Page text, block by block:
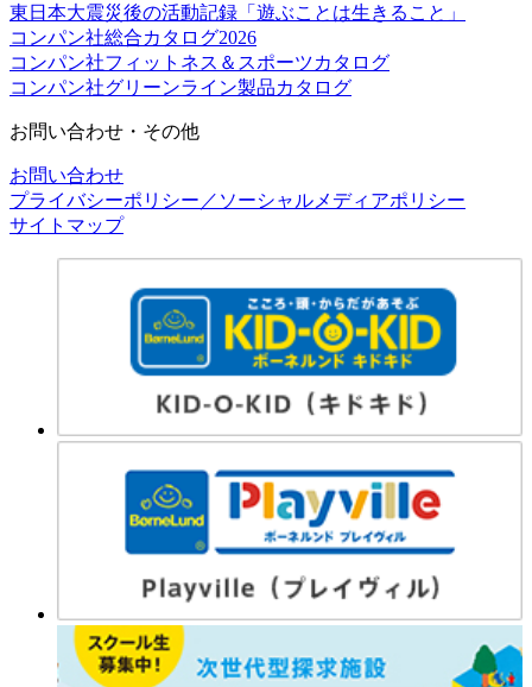
東日本大震災後の活動記録「遊ぶことは生きること」
コンパン社総合カタログ2026
コンパン社フィットネス＆スポーツカタログ
コンパン社グリーンライン製品カタログ
お問い合わせ・その他
お問い合わせ
プライバシーポリシー／ソーシャルメディアポリシー
サイトマップ